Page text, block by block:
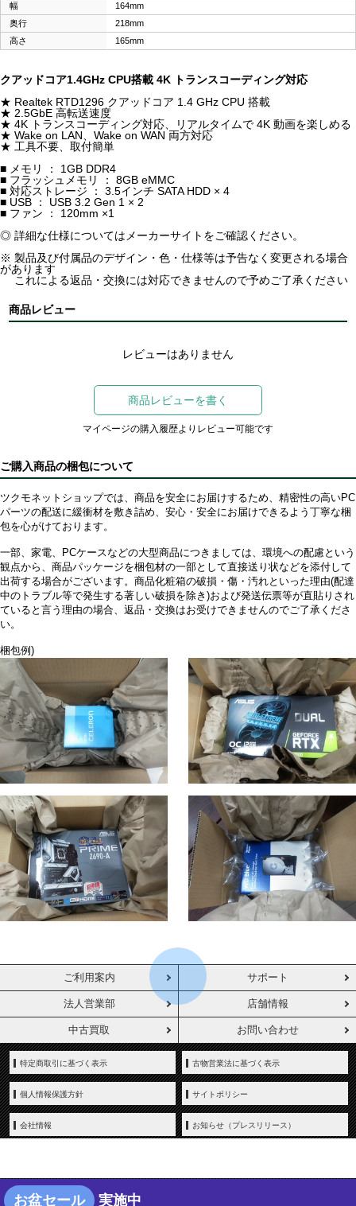
幅
164mm
奥行
218mm
高さ
165mm
クアッドコア1.4GHz CPU搭載 4K トランスコーディング対応
★ Realtek RTD1296 クアッドコア 1.4 GHz CPU 搭載
★ 2.5GbE 高転送速度
★ 4K トランスコーディング対応、リアルタイムで 4K 動画を楽しめる
★ Wake on LAN、Wake on WAN 両方対応
★ 工具不要、取付簡単
■ メモリ ： 1GB DDR4
■ フラッシュメモリ ： 8GB eMMC
■ 対応ストレージ ： 3.5インチ SATA HDD × 4
■ USB ： USB 3.2 Gen 1 × 2
■ ファン ： 120mm ×1
◎ 詳細な仕様についてはメーカーサイトをご確認ください。
※ 製品及び付属品のデザイン・色・仕様等は予告なく変更される場合
があります
これによる返品・交換には対応できませんので予めご了承ください
商品レビュー
レビューはありません
商品レビューを書く
マイページの購入履歴よりレビュー可能です
ご購入商品の梱包について
ツクモネットショップでは、商品を安全にお届けするため、精密性の高いPC
パーツの配送に緩衝材を敷き詰め、安心・安全にお届けできるよう丁寧な梱
包を心がけております。
一部、家電、PCケースなどの大型商品につきましては、環境への配慮という
観点から、商品パッケージを梱包材の一部として直接送り状などを添付して
出荷する場合がございます。商品化粧箱の破損・傷・汚れといった理由(配達
中のトラブル等で発生する著しい破損を除き)および発送伝票等が直貼りされ
ていると言う理由の場合、返品・交換はお受けできませんのでご了承くださ
い。
梱包例)
ご利用案内 サポート
法人営業部 店舗情報
中古買取 お問い合わせ
特定商取引に基づく表示 古物営業法に基づく表示
個人情報保護方針 サイトポリシー
会社情報 お知らせ（プレスリリース）
お盆セール 実施中